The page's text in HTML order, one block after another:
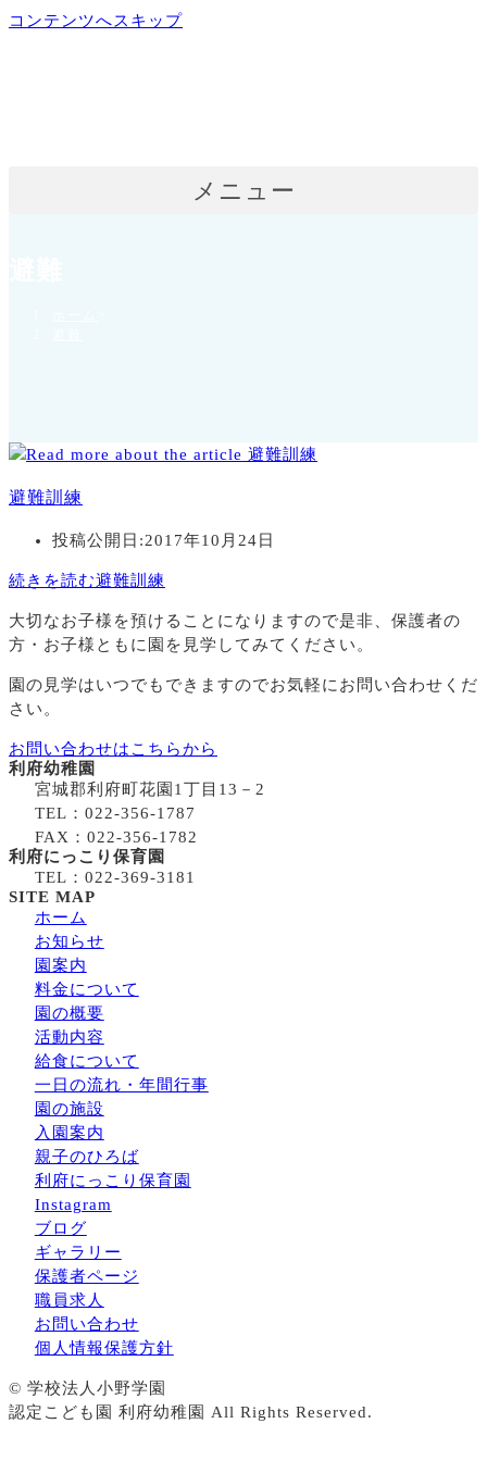
コンテンツへスキップ
メニュー
避難訓練
投稿公開日:2017年10月24日
続きを読む避難訓練
大切なお子様を預けることになりますので是非、保護者の
方・お子様ともに園を見学してみてください。
園の見学はいつでもできますのでお気軽にお問い合わせくだ
さい。
お問い合わせはこちらから
利府幼稚園
宮城郡利府町花園1丁目13－2
TEL：022-356-1787
FAX：022-356-1782
利府にっこり保育園
TEL：022-369-3181
SITE MAP
ホーム
お知らせ
園案内
料金について
園の概要
活動内容
給食について
一日の流れ・年間行事
園の施設
入園案内
親子のひろば
利府にっこり保育園
Instagram
ブログ
ギャラリー
保護者ページ
職員求人
お問い合わせ
個人情報保護方針
© 学校法人小野学園
認定こども園 利府幼稚園 All Rights Reserved.